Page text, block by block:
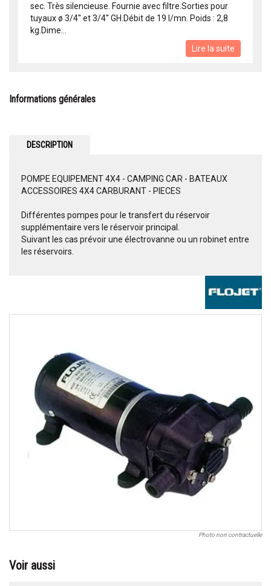
sec. Très silencieuse. Fournie avec filtre.Sorties pour
tuyaux ø 3/4'' et 3/4'' GH.Débit de 19 l/mn. Poids : 2,8
kg.Dime...
Lire la suite
Informations générales
DESCRIPTION
POMPE EQUIPEMENT 4X4 - CAMPING CAR - BATEAUX
ACCESSOIRES 4X4 CARBURANT - PIECES
Différentes pompes pour le transfert du réservoir
supplémentaire vers le réservoir principal.
Suivant les cas prévoir une électrovanne ou un robinet entre
les réservoirs.
Photo non contractuelle
Voir aussi